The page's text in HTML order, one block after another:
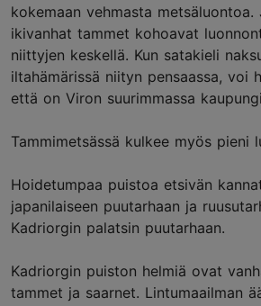
kokemaan vehmasta metsäluontoa.
ikivanhat tammet kohoavat
niittyjen keskellä. Kun satakieli
iltahämärissä niityn pensaassa, voi
että on Viron suurimmassa
Tammimetsässä kulkee myös pieni
Hoidetumpaa puistoa etsivän
japanilaiseen puutarhaan ja
Kadriorgin palatsin puutarhaan.
Kadriorgin puiston helmiä ovat
tammet ja saarnet. Lintumaailman